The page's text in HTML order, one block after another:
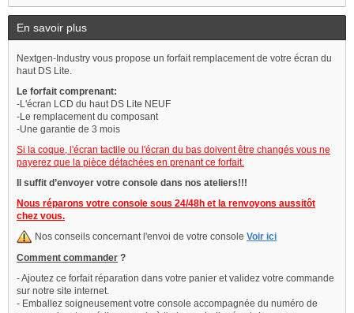
En savoir plus
Nextgen-Industry vous propose un forfait remplacement de votre écran du
haut DS Lite.
Le forfait comprenant:
-L'écran LCD du haut DS Lite NEUF
-Le remplacement du composant
-Une garantie de 3 mois
Si la coque, l'écran tactile ou l'écran du bas doivent être changés vous ne
payerez que la pièce détachées en prenant ce forfait.
Il suffit d’envoyer votre console dans nos ateliers!!!
Nous réparons votre console sous 24/48h et la renvoyons aussitôt
chez vous.
Nos conseils concernant l'envoi de votre console Voir ici
Comment commander ?
- Ajoutez ce forfait réparation dans votre panier et validez votre commande
sur notre site internet.
- Emballez soigneusement votre console accompagnée du numéro de